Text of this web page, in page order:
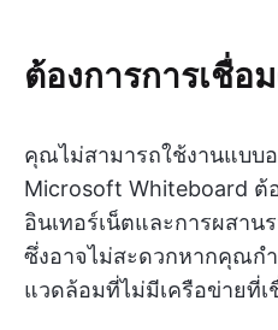
ต้องการการเชื่อ
คุณไม่สามารถใช้งานแบบ
Microsoft Whiteboard ต้
อินเทอร์เน็ตและการผสาน
ซึ่งอาจไม่สะดวกหากคุณก
แวดล้อมที่ไม่มีเครือข่ายที่เ